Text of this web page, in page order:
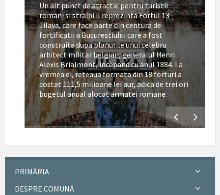
Un alt punct de atractie pentru turistii
romani si straini il reprezinta Fortul 13
Jilava, care face parte din centura de
fortificatii a Bucurestiului care a fost
construita dupa planurile unui celebru
arhitect militar belgian, generalul Henri
Alexis Brialmont, incepand cu anul 1884. La
vremea ei, reteaua formata din 18 forturi a
costat 111,5 milioane lei aur, adica de trei ori
bugetul anual alocat armatei romane.
PRIMĂRIA
DESPRE COMUNĂ